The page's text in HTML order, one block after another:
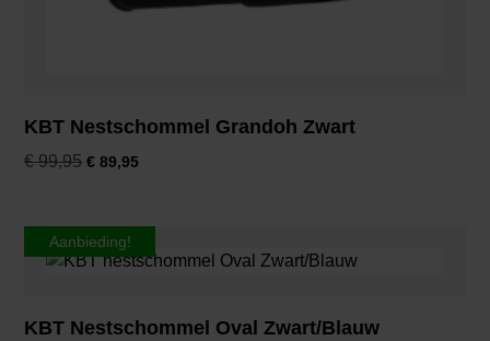
KBT Nestschommel Grandoh Zwart
€99,95 € 89,95
Aanbieding!
KBT Nestschommel Oval Zwart/Blauw